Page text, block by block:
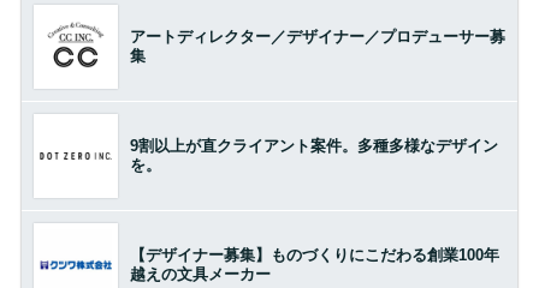
アートディレクター／デザイナー／プロデューサー募
集
9割以上が直クライアント案件。多種多様なデザイン
を。
【デザイナー募集】ものづくりにこだわる創業100年
越えの文具メーカー